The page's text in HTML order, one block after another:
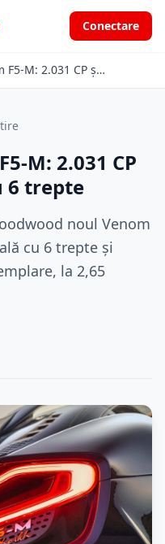
Conectare
Hennessey Venom F5-M: 2.031 CP și cutie manuală cu 6 trepte
M: 2.031 CP
6 trepte
noul Venom
cu 6 trepte și
la 2,65